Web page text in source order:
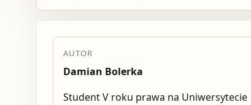
AUTOR
Damian Bolerka
Student V roku prawa na Uniwersytecie